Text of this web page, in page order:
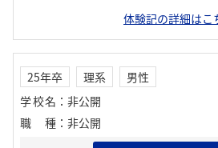
体験記の詳細はこ
25年卒 理系
男性
学校名 ： 非公開
職種 ： 非公開